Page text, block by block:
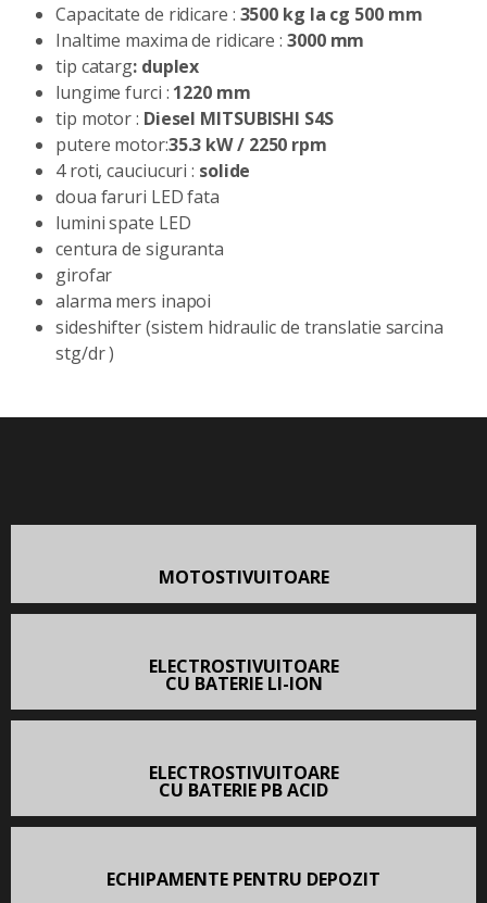
Capacitate de ridicare : 3500 kg la cg 500 mm
Inaltime maxima de ridicare : 3000 mm
tip catarg: duplex
lungime furci : 1220 mm
tip motor : Diesel MITSUBISHI S4S
putere motor:35.3 kW / 2250 rpm
4 roti, cauciucuri : solide
doua faruri LED fata
lumini spate LED
centura de siguranta
girofar
alarma mers inapoi
sideshifter (sistem hidraulic de translatie sarcina
stg/dr )
MOTOSTIVUITOARE
ELECTROSTIVUITOARE
CU BATERIE LI-ION
ELECTROSTIVUITOARE
CU BATERIE PB ACID
ECHIPAMENTE PENTRU DEPOZIT